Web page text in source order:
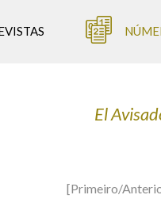
El
[Primeiro/